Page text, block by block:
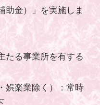
助金）」を実施しま
る事業所を有する
娯楽業除く）：常時